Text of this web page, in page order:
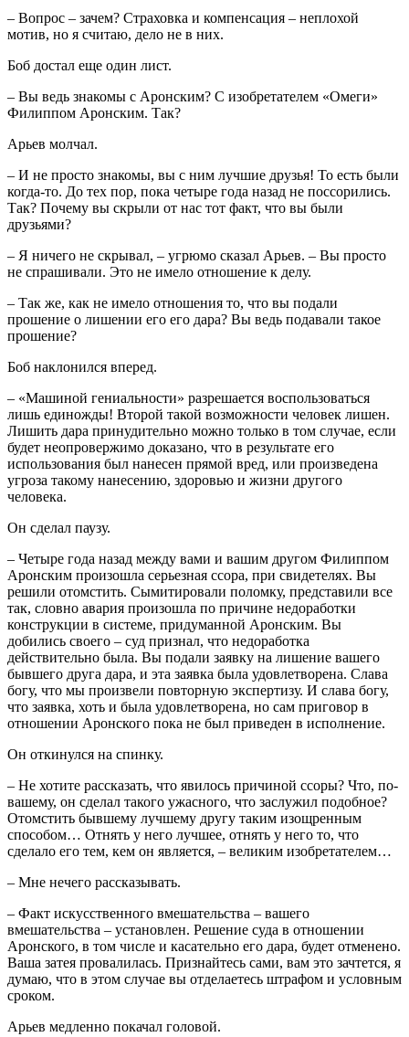
– Вопрос – зачем? Страховка и компенсация – неплохой
мотив, но я считаю, дело не в них.
Боб достал еще один лист.
– Вы ведь знакомы с Аронским? С изобретателем «Омеги»
Филиппом Аронским. Так?
Арьев молчал.
– И не просто знакомы, вы с ним лучшие друзья! То есть были
когда-то. До тех пор, пока четыре года назад не поссорились.
Так? Почему вы скрыли от нас тот факт, что вы были
друзьями?
– Я ничего не скрывал, – угрюмо сказал Арьев. – Вы просто
не спрашивали. Это не имело отношение к делу.
– Так же, как не имело отношения то, что вы подали
прошение о лишении его его дара? Вы ведь подавали такое
прошение?
Боб наклонился вперед.
– «Машиной гениальности» разрешается воспользоваться
лишь единожды! Второй такой возможности человек лишен.
Лишить дара принудительно можно только в том случае, если
будет неопровержимо доказано, что в результате его
использования был нанесен прямой вред, или произведена
угроза такому нанесению, здоровью и жизни другого
человека.
Он сделал паузу.
– Четыре года назад между вами и вашим другом Филиппом
Аронским произошла серьезная ссора, при свидетелях. Вы
решили отомстить. Сымитировали поломку, представили все
так, словно авария произошла по причине недоработки
конструкции в системе, придуманной Аронским. Вы
добились своего – суд признал, что недоработка
действительно была. Вы подали заявку на лишение вашего
бывшего друга дара, и эта заявка была удовлетворена. Слава
богу, что мы произвели повторную экспертизу. И слава богу,
что заявка, хоть и была удовлетворена, но сам приговор в
отношении Аронского пока не был приведен в исполнение.
Он откинулся на спинку.
– Не хотите рассказать, что явилось причиной ссоры? Что, по-
вашему, он сделал такого ужасного, что заслужил подобное?
Отомстить бывшему лучшему другу таким изощренным
способом… Отнять у него лучшее, отнять у него то, что
сделало его тем, кем он является, – великим изобретателем…
– Мне нечего рассказывать.
– Факт искусственного вмешательства – вашего
вмешательства – установлен. Решение суда в отношении
Аронского, в том числе и касательно его дара, будет отменено.
Ваша затея провалилась. Признайтесь сами, вам это зачтется, я
думаю, что в этом случае вы отделаетесь штрафом и условным
сроком.
Арьев медленно покачал головой.